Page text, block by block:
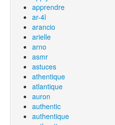
apprendre
ar-4l
arancio
arielle
arno
asmr
astuces
athentique
atlantique
auron
authentic
authentique